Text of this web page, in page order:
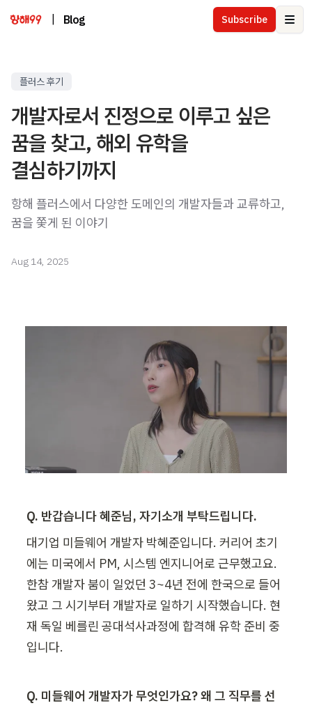
Blog Subscribe
플러스 후기
개발자로서 진정으로 이루고 싶은
꿈을 찾고, 해외 유학을
결심하기까지
항해 플러스에서 다양한 도메인의 개발자들과 교류하고,
꿈을 쫓게 된 이야기
Aug 14, 2025
Q. 반갑습니다 혜준님, 자기소개 부탁드립니다.
대기업 미들웨어 개발자 박혜준입니다. 커리어 초기
에는 미국에서 PM, 시스템 엔지니어로 근무했고요.
한참 개발자 붐이 일었던 3~4년 전에 한국으로 들어
왔고 그 시기부터 개발자로 일하기 시작했습니다. 현
재 독일 베를린 공대석사과정에 합격해 유학 준비 중
입니다.
Q. 미들웨어 개발자가 무엇인가요? 왜 그 직무를 선